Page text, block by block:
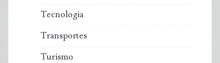
Tecnologia
Transportes
Turismo